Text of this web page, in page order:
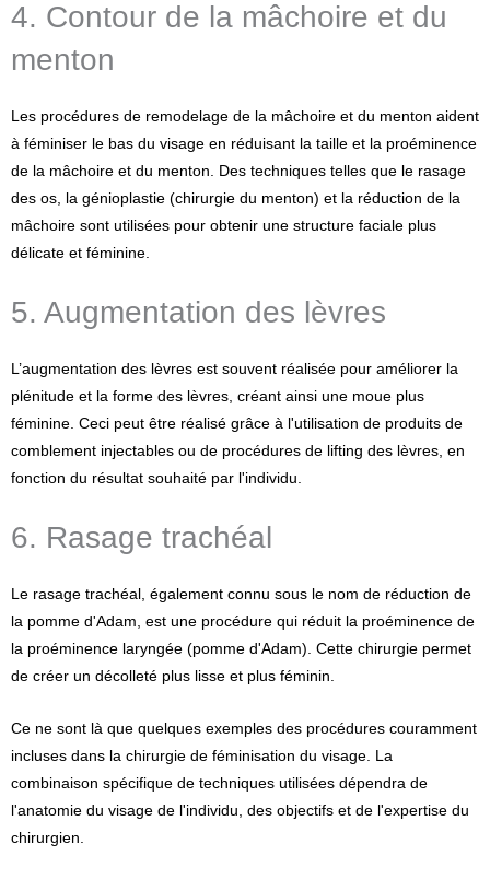
4. Contour de la mâchoire et du
menton
Les procédures de remodelage de la mâchoire et du menton aident
à féminiser le bas du visage en réduisant la taille et la proéminence
de la mâchoire et du menton. Des techniques telles que le rasage
des os, la génioplastie (chirurgie du menton) et la réduction de la
mâchoire sont utilisées pour obtenir une structure faciale plus
délicate et féminine.
5. Augmentation des lèvres
L’augmentation des lèvres est souvent réalisée pour améliorer la
plénitude et la forme des lèvres, créant ainsi une moue plus
féminine. Ceci peut être réalisé grâce à l'utilisation de produits de
comblement injectables ou de procédures de lifting des lèvres, en
fonction du résultat souhaité par l'individu.
6. Rasage trachéal
Le rasage trachéal, également connu sous le nom de réduction de
la pomme d'Adam, est une procédure qui réduit la proéminence de
la proéminence laryngée (pomme d'Adam). Cette chirurgie permet
de créer un décolleté plus lisse et plus féminin.
Ce ne sont là que quelques exemples des procédures couramment
incluses dans la chirurgie de féminisation du visage. La
combinaison spécifique de techniques utilisées dépendra de
l'anatomie du visage de l'individu, des objectifs et de l'expertise du
chirurgien.